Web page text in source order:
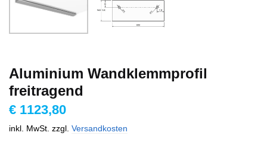
Aluminium Wandklemmprofil
freitragend
€ 1123,80
inkl. MwSt. zzgl. Versandkosten